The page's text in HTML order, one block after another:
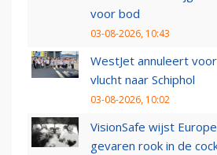
voor bod
03-08-2026, 10:43
WestJet annuleert
vlucht naar Schiphol
03-08-2026, 10:02
VisionSafe wijst
gevaren rook in de